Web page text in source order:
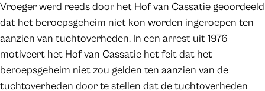
Vroeger werd reeds door het Hof van Cassatie geoordeeld
dat het beroepsgeheim niet kon worden ingeroepen ten
aanzien van tuchtoverheden. In een arrest uit 1976
motiveert het Hof van Cassatie het feit dat het
beroepsgeheim niet zou gelden ten aanzien van de
tuchtoverheden door te stellen dat de tuchtoverheden